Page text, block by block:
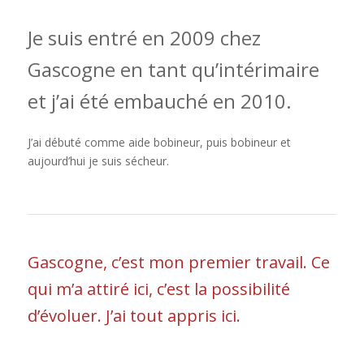
Je suis entré en 2009 chez
Gascogne en tant qu’intérimaire
et j’ai été embauché en 2010.
J’ai débuté comme aide bobineur, puis bobineur et
aujourd’hui je suis sécheur.
Gascogne, c’est mon premier travail. Ce
qui m’a attiré ici, c’est la possibilité
d’évoluer. J’ai tout appris ici.